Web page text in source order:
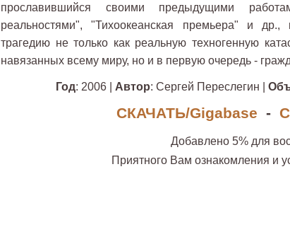
прославившийся своими предыдущими
реальностями", "Тихоокеанская премьера" и др.,
трагедию не только как реальную техногенную
навязанных всему миру, но и в первую очередь -
Год: 2006 | Автор: Сергей Переслегин |
СКАЧАТЬ/Gigabase -
Добавлено 5% для
Приятного Вам ознакомления и